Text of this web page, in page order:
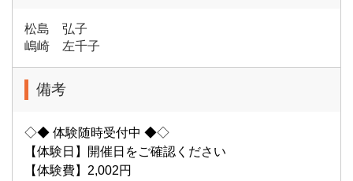
松島 弘子
嶋崎 左千子
備考
◇◆ 体験随時受付中 ◆◇
【体験日】開催日をご確認ください
【体験費】2,002円